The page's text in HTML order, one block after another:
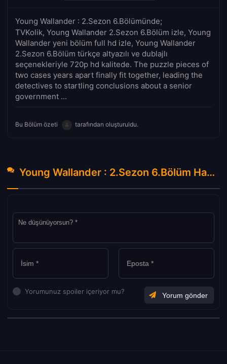
Young Wallander : 2.Sezon 6.Bölümünde;
TVKolik, Young Wallander 2.Sezon 6.Bölüm izle, Young
Wallander yeni bölüm full hd izle, Young Wallander
2.Sezon 6.Bölüm türkçe altyazılı ve dublajlı
seçenekleriyle 720p hd kalitede. The puzzle pieces of
two cases years apart finally fit together, leading the
detectives to startling conclusions about a senior
government ...
Bu Bölüm özeti tarafından oluşturuldu.
Young Wallander : 2.Sezon 6.Bölüm Hakkında Yorumlar
Yorumunuz spoiler içeriyor mu?